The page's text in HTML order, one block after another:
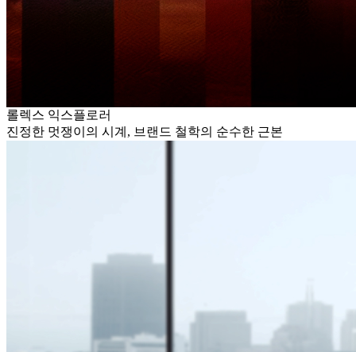
롤렉스 익스플로러
진정한 멋쟁이의 시계, 브랜드 철학의 순수한 근본